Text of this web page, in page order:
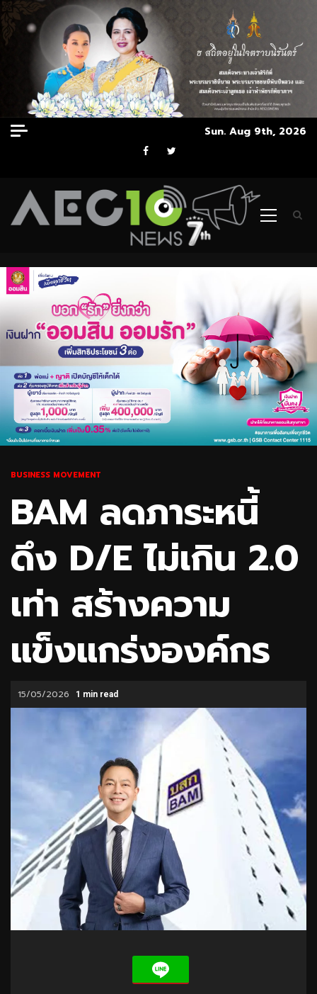
Skip
to
Sun. Aug 9th, 2026
Facebook
Twitter
Primary
BUSINESS MOVEMENT
BAM ลดภาระหนี้
ดึง D/E ไม่เกิน 2.0
เท่า สร้างความ
แข็งแกร่งองค์กร
15/05/2026 1 min read